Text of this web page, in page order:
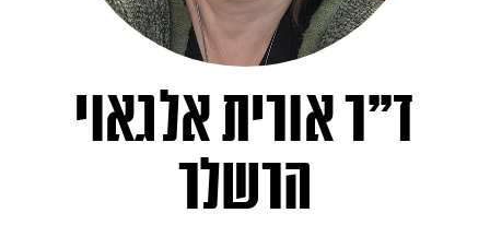
ד"ר אורית אלגאוי
הרשלר